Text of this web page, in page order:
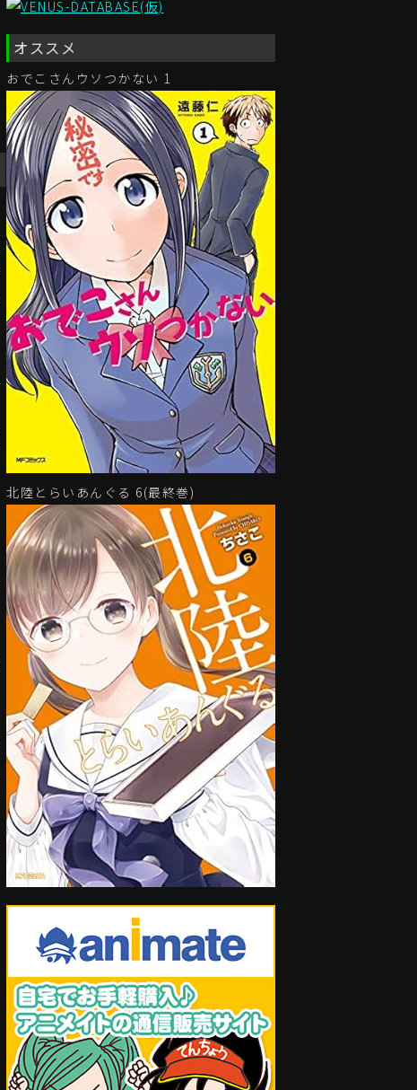
オススメ
おでこさんウソつかない 1
北陸とらいあんぐる 6(最終巻)